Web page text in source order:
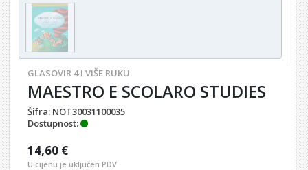
GLASOVIR 4 I VIŠE RUKU
MAESTRO E SCOLARO STUDIES
Šifra: NOT30031100035
Dostupnost:
14,60 €
U cijenu je uključen PDV